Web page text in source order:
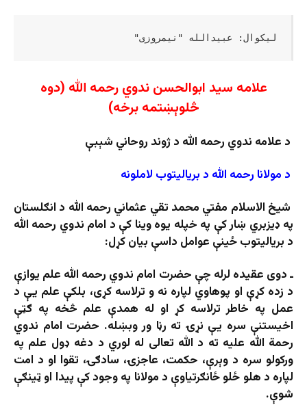
لیکوال: عبیدالله "نیمروزی"
علامه سید ابوالحسن ندوي رحمه الله (دوه
څلوېښتمه برخه)
د علامه ندوي رحمه الله د ژوند روحاني شېبې
د مولانا رحمه الله د بریالیتوب لاملونه
شیخ الاسلام مفتي محمد تقي عثماني رحمه الله د انګلستان
په ډیزبري ښار کې په خپله یوه وینا کې د امام ندوي رحمه الله
د بریالیتوب ځینې عوامل داسې بیان کړل:
ـ دوی عقیده لرله چې حضرت امام ندوي رحمه الله علم یوازې
د زده کړې او پوهاوي لپاره نه و ترلاسه کړی، بلکې علم یې د
عمل په خاطر ترلاسه کړ او له همدې علم څخه په ګټې
اخیستنې سره یې نړۍ ته رڼا ور وبښله. حضرت امام ندوي
رحمة الله علیه ته د الله تعالی له لوري د دغه ډول علم په
ورکولو سره د وېرې، حکمت، عاجزۍ، سادګۍ، تقوا او د امت
لپاره د هلو ځلو ځانګرتیاوې د مولانا په وجود کې پیدا او ټینګې
شوې.